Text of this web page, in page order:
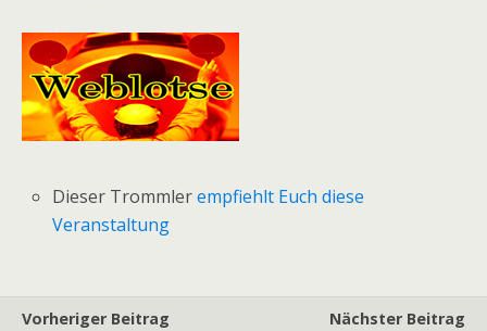
Dieser Trommlerempfiehlt Euch diese
Veranstaltung
Vorheriger Beitrag
Nächster Beitrag